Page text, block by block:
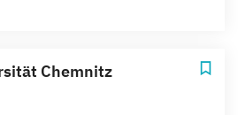
Chemnitz